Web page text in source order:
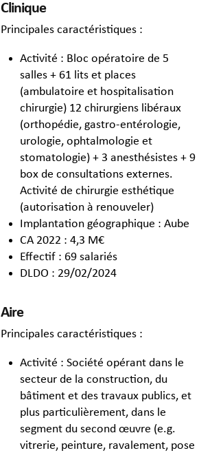
Clinique
Principales caractéristiques :
Activité : Bloc opératoire de 5
salles + 61 lits et places
(ambulatoire et hospitalisation
chirurgie) 12 chirurgiens libéraux
(orthopédie, gastro-entérologie,
urologie, ophtalmologie et
stomatologie) + 3 anesthésistes + 9
box de consultations externes.
Activité de chirurgie esthétique
(autorisation à renouveler)
Implantation géographique : Aube
CA 2022 : 4,3 M€
Effectif : 69 salariés
DLDO : 29/02/2024
Aire
Principales caractéristiques :
Activité : Société opérant dans le
secteur de la construction, du
bâtiment et des travaux publics, et
plus particulièrement, dans le
segment du second œuvre (e.g.
vitrerie, peinture, ravalement, pose